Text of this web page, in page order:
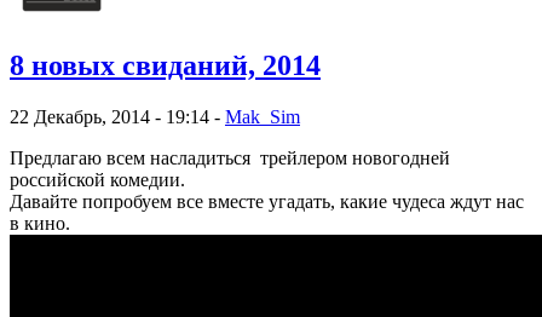
8 новых свиданий, 2014
22 Декабрь, 2014 - 19:14 - Mak_Sim
Предлагаю всем насладиться трейлером новогодней
российской комедии.
Давайте попробуем все вместе угадать, какие чудеса ждут нас
в кино.